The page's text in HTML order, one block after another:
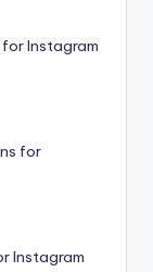
Instagram
for
Instagram